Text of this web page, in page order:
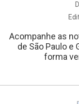
Acompanhe as
de São Paulo e
forma